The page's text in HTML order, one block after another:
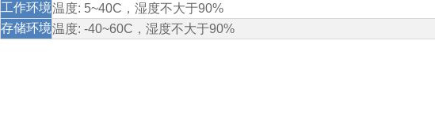
工作环境温度: 5~40C ，湿度不大于90%
存储环境温度: -40~60C ，湿度不大于90%